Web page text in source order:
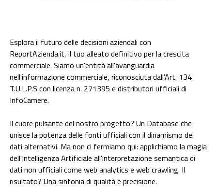
Esplora il futuro delle decisioni aziendali con
ReportAzienda.it, il tuo alleato definitivo per la crescita
commerciale. Siamo un'entità all'avanguardia
nell'informazione commerciale, riconosciuta dall'Art. 134
T.U.L.P.S con licenza n. 271395 e distributori ufficiali di
InfoCamere.
Il cuore pulsante del nostro progetto? Un Database che
unisce la potenza delle fonti ufficiali con il dinamismo dei
dati alternativi. Ma non ci fermiamo qui: applichiamo la magia
dell'Intelligenza Artificiale all'interpretazione semantica di
dati non ufficiali come web analytics e web crawling. Il
risultato? Una sinfonia di qualità e precisione.